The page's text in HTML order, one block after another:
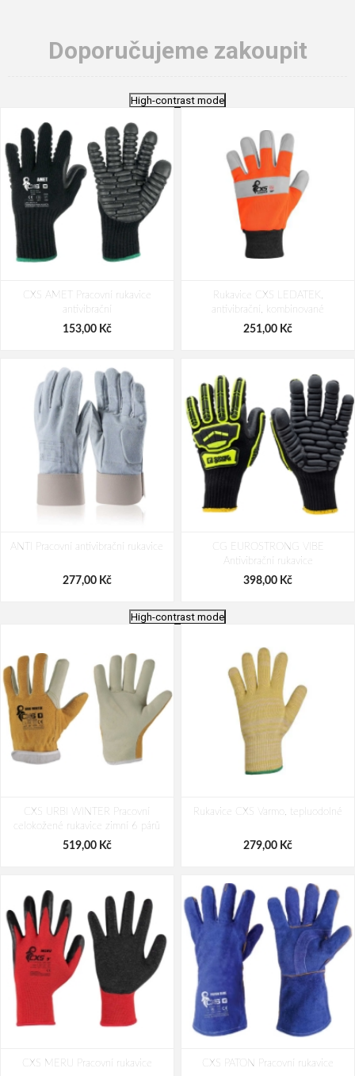
Doporučujeme zakoupit
High-contrast mode
CXS AMET Pracovní rukavice
antivibrační
153,00 Kč
Rukavice CXS LEDATEK,
antivibrační, kombinované
251,00 Kč
ANTI Pracovní antivibrační rukavice
277,00 Kč
CG EUROSTRONG VIBE
Antivibrační rukavice
398,00 Kč
antivibrační rukavice
616,00 Kč
antivibrační
High-contrast mode
CXS URBI WINTER Pracovní
celokožené rukavice zimní 6 párů
519,00 Kč
Rukavice CXS Varmo, tepluodolné
279,00 Kč
CXS MERU Pracovní rukavice CXS PATON Pracovní rukavice